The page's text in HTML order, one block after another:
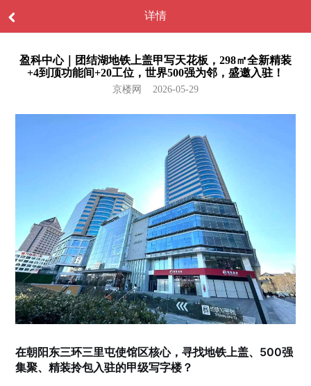
详情
盈科中心｜团结湖地铁上盖甲写天花板，298㎡全新精装
+4到顶功能间+20工位，世界500强为邻，盛邀入驻！
京楼网 2026-05-29
在朝阳东三环三里屯使馆区核心，寻找地铁上盖、500强
集聚、精装拎包入驻的甲级写字楼？